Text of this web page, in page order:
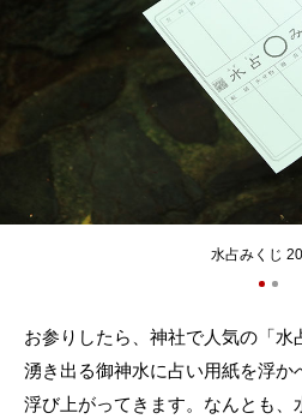
水占みくじ
お参りしたら、神社で人気の「水
湧き出る御神水に占い用紙を浮か
浮び上がってきます。なんとも、